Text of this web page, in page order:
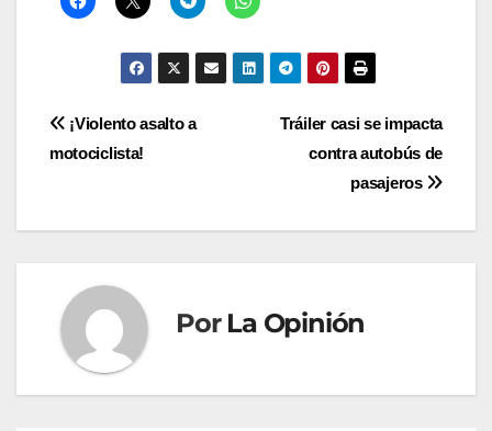
Navegación
entradas
Tráiler casi se impacta
contra autobús de
pasajeros
¡Violento asalto a
motociclista!
Por La Opinión